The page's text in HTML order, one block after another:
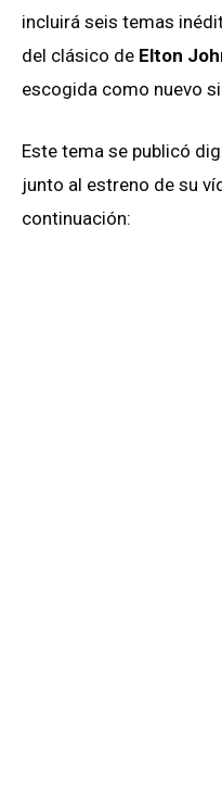
incluirá seis temas
del clásico de Elton
escogida como nuevo
Este tema se publicó
junto al estreno de su
continuación: